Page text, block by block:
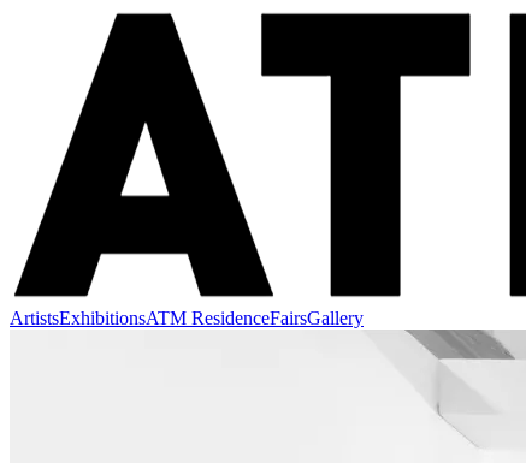
ArtistsExhibitionsATM ResidenceFairsGallery